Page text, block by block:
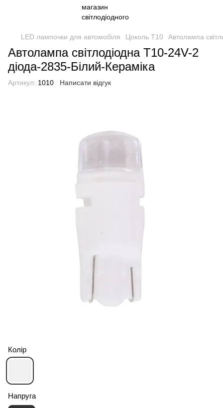
LED лампочки для автомобіля Цоколь Т10 Автолампа
Автолампа світлодіодна T10-24V-2
діода-2835-Білий-Кераміка
Артикул: 1010 Написати відгук
Колір
Напруга